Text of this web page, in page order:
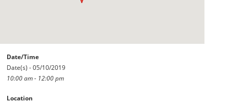
Date/Time
Date(s) - 05/10/2019
10:00 am - 12:00 pm
Location